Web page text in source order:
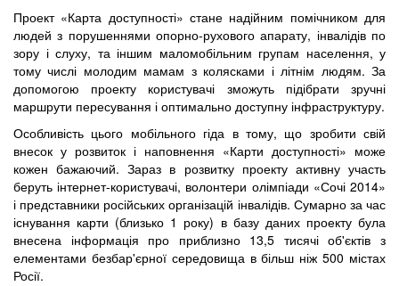
Проект «Карта доступності» стане надійним помічником для
людей з порушеннями опорно-рухового апарату, інвалідів по
зору і слуху, та іншим маломобільним групам населення, у
тому числі молодим мамам з колясками і літнім людям. За
допомогою проекту користувачі зможуть підібрати зручні
маршрути пересування і оптимально доступну інфраструктуру.
Особливість цього мобільного гіда в тому, що зробити свій
внесок у розвиток і наповнення «Карти доступності» може
кожен бажаючий. Зараз в розвитку проекту активну участь
беруть інтернет-користувачі, волонтери олімпіади «Сочі 2014»
і представники російських організацій інвалідів. Сумарно за час
існування карти (близько 1 року) в базу даних проекту була
внесена інформація про приблизно 13,5 тисячі об'єктів з
елементами безбар'єрної середовища в більш ніж 500 містах
Росії.